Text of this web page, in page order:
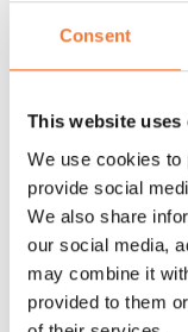
Consent
This website uses
We use cookies to
provide social
We also share
our social media,
may combine it
provided to them